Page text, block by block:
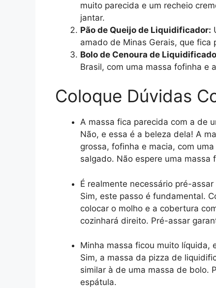
muito parecida e um recheio
jantar.
Pão de Queijo de Liquidificador:
amado de Minas Gerais, que fica
Bolo de Cenoura de
Brasil, com uma massa fofinha e
Coloque Dúvidas
A massa fica parecida com a de
Não, e essa é a beleza dela! A
grossa, fofinha e macia, com
salgado. Não espere uma massa
É realmente necessário pré-
Sim, este passo é fundamental.
colocar o molho e a cobertura
cozinhará direito. Pré-assar
Minha massa ficou muito líquida,
Sim, a massa da pizza de
similar à de uma massa de bolo.
espátula.